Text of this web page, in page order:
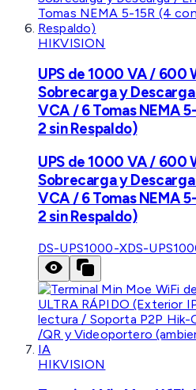
HIKVISION
UPS de 1000 VA / 600
Sobrecarga y
VCA / 6 Tomas NEMA
2 sin Respaldo)
UPS de 1000 VA / 600
Sobrecarga y
VCA / 6 Tomas NEMA
2 sin Respaldo)
DS-UPS1000-XDS-
HIKVISION